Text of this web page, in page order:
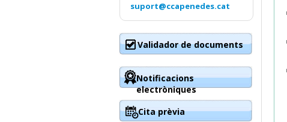
suport@ccapenedes.cat
Validador de documents
Notificacions
electròniques
Cita prèvia